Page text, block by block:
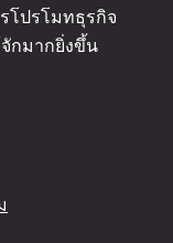
รโปรโมทธุรกิจ
กมากยิ่งขึ้น